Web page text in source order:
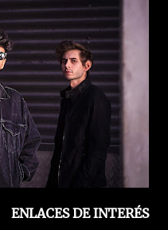
ENLACES DE INTERÉS